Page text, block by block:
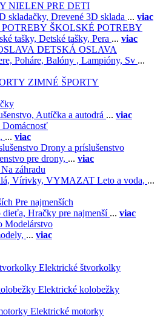
NIELEN PRE DETI
skladačky, Drevené 3D sklada ... viac
ŠKOLSKÉ POTREBY
tašky, Detské tašky, Pera ... viac
DETSKÁ OSLAVA
Poháre, Balóny , Lampióny, Sv ...
ZIMNÉ ŠPORTY
Autíčka a autodrá ... viac
Domácnosť
... viac
Drony a príslušenstvo
pre drony, ... viac
Na záhradu
Vírivky, VYMAZAT Leto a voda, ...
Pre najmenších
dieťa, Hračky pre najmenší ... viac
Modelárstvo
... viac
Elektrické štvorkolky
Elektrické kolobežky
Elektrické motorky